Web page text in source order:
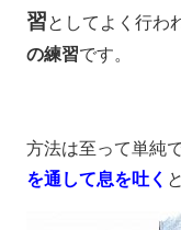
習としてよく行わ
の練習です。
方法は至って単純で
を通して息を吐く